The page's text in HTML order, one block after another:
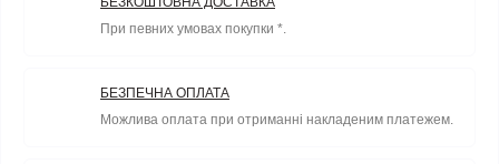
При певних умовах покупки *.
БЕЗПЕЧНА ОПЛАТА
Можлива оплата при отриманні накладеним платежем.